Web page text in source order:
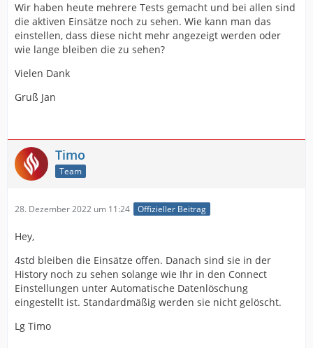
Wir haben heute mehrere Tests gemacht und bei allen sind
die aktiven Einsätze noch zu sehen. Wie kann man das
einstellen, dass diese nicht mehr angezeigt werden oder
wie lange bleiben die zu sehen?
Vielen Dank
Gruß Jan
Timo
Team
28. Dezember 2022 um 11:24 Offizieller Beitrag
Hey,
4std bleiben die Einsätze offen. Danach sind sie in der
History noch zu sehen solange wie Ihr in den Connect
Einstellungen unter Automatische Datenlöschung
eingestellt ist. Standardmäßig werden sie nicht gelöscht.
Lg Timo